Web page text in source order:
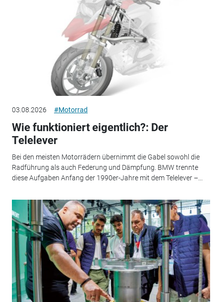
03.08.2026 #Motorrad
Wie funktioniert eigentlich?: Der
Telelever
Bei den meisten Motorrädern übernimmt die Gabel sowohl die
Radführung als auch Federung und Dämpfung. BMW trennte
diese Aufgaben Anfang der 1990er-Jahre mit dem Telelever –...